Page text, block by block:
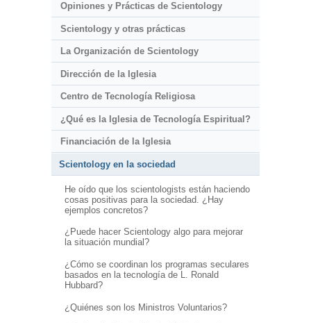
Opiniones y Prácticas de Scientology
Scientology y otras prácticas
La Organización de Scientology
Dirección de la Iglesia
Centro de Tecnología Religiosa
¿Qué es la Iglesia de Tecnología Espiritual?
Financiación de la Iglesia
Scientology en la sociedad
He oído que los scientologists están haciendo
cosas positivas para la sociedad. ¿Hay
ejemplos concretos?
¿Puede hacer Scientology algo para mejorar
la situación mundial?
¿Cómo se coordinan los programas seculares
basados en la tecnología de L. Ronald
Hubbard?
¿Quiénes son los Ministros Voluntarios?